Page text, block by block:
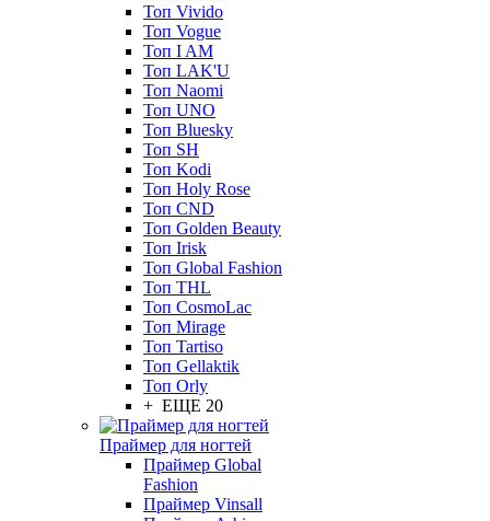
Топ Vivido
Топ Vogue
Топ I AM
Топ LAK'U
Топ Naomi
Топ UNO
Топ Bluesky
Топ SH
Топ Kodi
Топ Holy Rose
Топ CND
Топ Golden Beauty
Топ Irisk
Топ Global Fashion
Топ THL
Топ CosmoLac
Топ Mirage
Топ Tartiso
Топ Gellaktik
Топ Orly
+ ЕЩЕ 20
Праймер для ногтей
Праймер Global
Fashion
Праймер Vinsall